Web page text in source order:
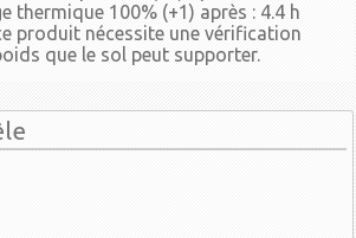
thermique 100% (+1) après : 4.4 h
produit nécessite une vérification
que le sol peut supporter.